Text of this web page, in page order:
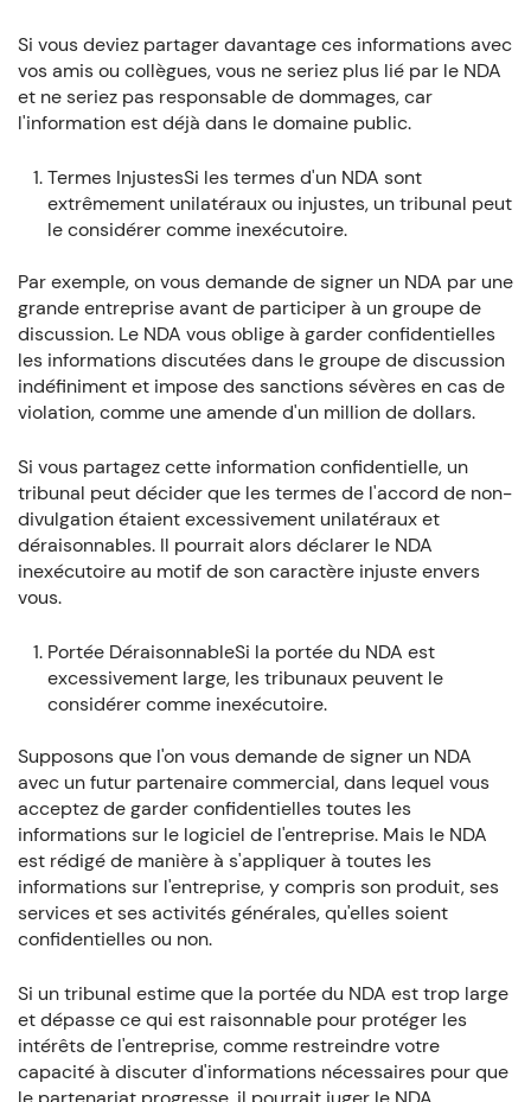
Si vous deviez partager davantage ces informations avec
vos amis ou collègues, vous ne seriez plus lié par le NDA
et ne seriez pas responsable de dommages, car
l'information est déjà dans le domaine public.
Termes InjustesSi les termes d'un NDA sont
extrêmement unilatéraux ou injustes, un tribunal peut
le considérer comme inexécutoire.
Par exemple, on vous demande de signer un NDA par une
grande entreprise avant de participer à un groupe de
discussion. Le NDA vous oblige à garder confidentielles
les informations discutées dans le groupe de discussion
indéfiniment et impose des sanctions sévères en cas de
violation, comme une amende d'un million de dollars.
Si vous partagez cette information confidentielle, un
tribunal peut décider que les termes de l'accord de non-
divulgation étaient excessivement unilatéraux et
déraisonnables. Il pourrait alors déclarer le NDA
inexécutoire au motif de son caractère injuste envers
vous.
Portée DéraisonnableSi la portée du NDA est
excessivement large, les tribunaux peuvent le
considérer comme inexécutoire.
Supposons que l'on vous demande de signer un NDA
avec un futur partenaire commercial, dans lequel vous
acceptez de garder confidentielles toutes les
informations sur le logiciel de l'entreprise. Mais le NDA
est rédigé de manière à s'appliquer à toutes les
informations sur l'entreprise, y compris son produit, ses
services et ses activités générales, qu'elles soient
confidentielles ou non.
Si un tribunal estime que la portée du NDA est trop large
et dépasse ce qui est raisonnable pour protéger les
intérêts de l'entreprise, comme restreindre votre
capacité à discuter d'informations nécessaires pour que